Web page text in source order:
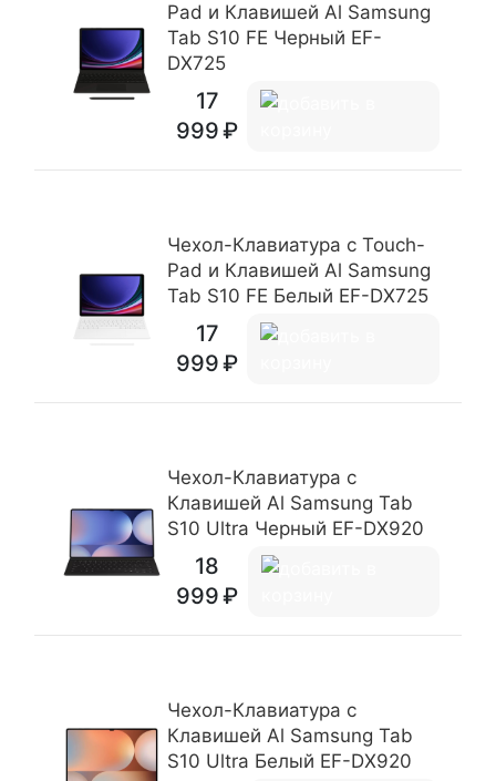
Pad и Клавишей Al Samsung
Tab S10 FE Черный EF-
DX725
17
999
Чехол-Клавиатура c Touch-
Pad и Клавишей Al Samsung
Tab S10 FE Белый EF-DX725
17
999
Чехол-Клавиатура c
Клавишей Al Samsung Tab
S10 Ultra Черный EF-DX920
18
999
Чехол-Клавиатура c
Клавишей Al Samsung Tab
S10 Ultra Белый EF-DX920